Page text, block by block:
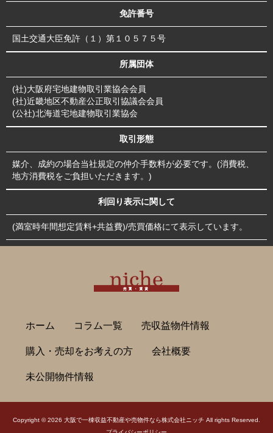
免許番号
国土交通大臣免許（１）第１０５７５号
所属団体
(社)大阪府宅地建物取引業協会会員
(社)近畿地区不動産公正取引協議会会員
(公社)北海道宅地建物取引業協会
取引形態
媒介、成約の場合当社規定の仲介手数料が必要です。(消費税、
地方消費税をご負担いただきます。)
利回り表示に関して
(満室時年間想定賃料+共益費)/売買価格にて表示しています。
ホーム コラム一覧 売収益物件情報
購入・売却をお考えの方 会社概要
未公開物件情報
Copyright © 2026 大阪で一棟収益不動産や売物件なら株式会社ニッチ All rights Reserved.